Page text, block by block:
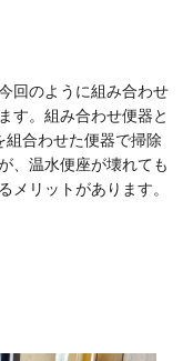
回のように組み合わせ
す。組み合わせ便器と
合わせた便器で掃除
、温水便座が壊れても
メリットがあります。